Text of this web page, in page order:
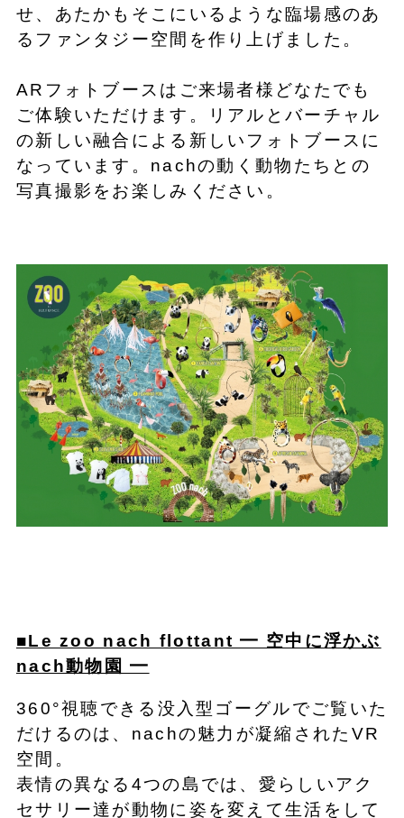
せ、あたかもそこにいるような臨場感のあ
るファンタジー空間を作り上げました。
ARフォトブースはご来場者様どなたでも
ご体験いただけます。リアルとバーチャル
の新しい融合による新しいフォトブースに
なっています。nachの動く動物たちとの
写真撮影をお楽しみください。
■Le zoo nach flottant ━ 空中に浮かぶ
nach動物園 ━
360°視聴できる没入型ゴーグルでご覧いた
だけるのは、nachの魅力が凝縮されたVR
空間。
表情の異なる4つの島では、愛らしいアク
セサリー達が動物に姿を変えて生活をして